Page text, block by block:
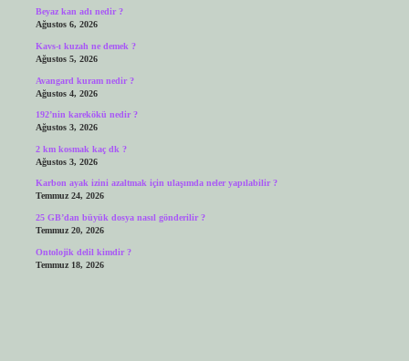
Beyaz kan adı nedir ?
Ağustos 6, 2026
Kavs-ı kuzah ne demek ?
Ağustos 5, 2026
Avangard kuram nedir ?
Ağustos 4, 2026
192’nin karekökü nedir ?
Ağustos 3, 2026
2 km kosmak kaç dk ?
Ağustos 3, 2026
Karbon ayak izini azaltmak için ulaşımda neler yapılabilir ?
Temmuz 24, 2026
25 GB’dan büyük dosya nasıl gönderilir ?
Temmuz 20, 2026
Ontolojik delil kimdir ?
Temmuz 18, 2026